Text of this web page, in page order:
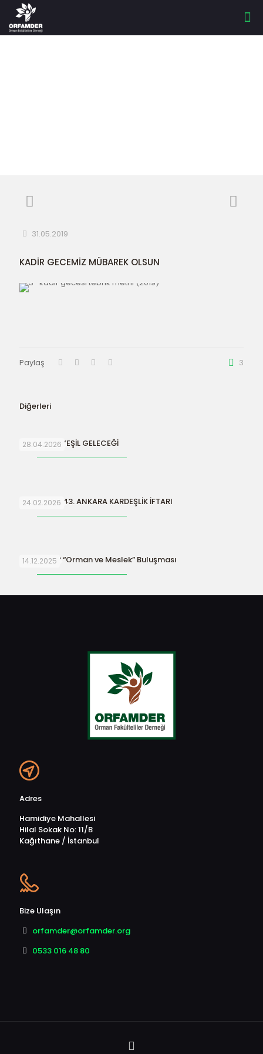
31.05.2019
KADİR GECEMİZ MÜBAREK OLSUN
Paylaş 3
Diğerleri
28.04.2026
SURİYE’NİN YEŞİL GELECEĞİ
24.02.2026
ORFAMDER 43. ANKARA KARDEŞLİK İFTARI
14.12.2025
ORFAMDER “Orman ve Meslek” Buluşması
Adres
Hamidiye Mahallesi
Hilal Sokak No: 11/B
Kağıthane / İstanbul
Bize Ulaşın
orfamder@orfamder.org
0533 016 48 80